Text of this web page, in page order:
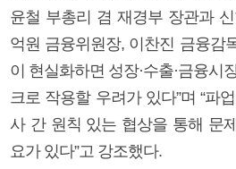
윤철 부총리 겸 재경부 장관과
억원 금융위원장, 이찬진 금융감
이 현실화하면 성장·수출·금융시
크로 작용할 우려가 있다”며 “파
사 간 원칙 있는 협상을 통해 문
요가 있다”고 강조했다.